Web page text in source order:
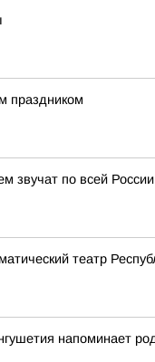
праздником
по всей
театр
напоминает